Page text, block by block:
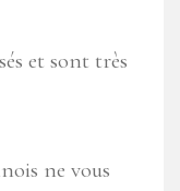
et sont très
ne vous